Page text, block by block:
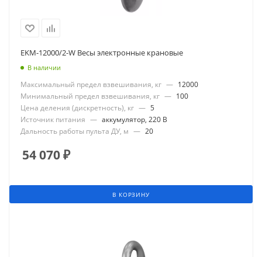
EKM-12000/2-W Весы электронные крановые
В наличии
Максимальный предел взвешивания, кг — 12000
Минимальный предел взвешивания, кг — 100
Цена деления (дискретность), кг — 5
Источник питания — аккумулятор, 220 В
Дальность работы пульта ДУ, м — 20
54 070₽
В КОРЗИНУ